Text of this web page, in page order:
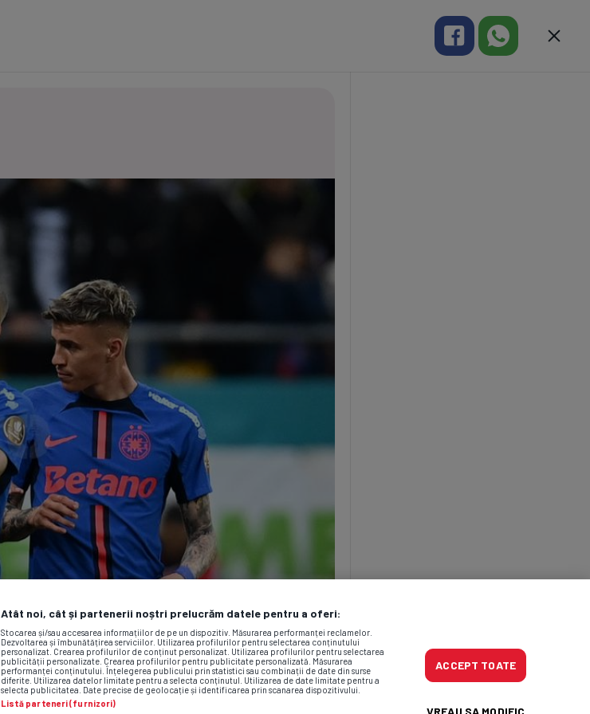
Atât noi, cât și partenerii noștri prelucrăm datele pentru a oferi:
Stocarea și/sau accesarea informațiilor de pe un dispozitiv. Măsurarea performanței reclamelor.
Dezvoltarea și îmbunătățirea serviciilor. Utilizarea profilurilor pentru selectarea conținutului
personalizat. Crearea profilurilor de conținut personalizat. Utilizarea profilurilor pentru selectarea
publicității personalizate. Crearea profilurilor pentru publicitate personalizată. Măsurarea
performanței conținutului. Înțelegerea publicului prin statistici sau combinații de date din surse
diferite. Utilizarea datelor limitate pentru a selecta conținutul. Utilizarea de date limitate pentru a
selecta publicitatea. Date precise de geolocație și identificarea prin scanarea dispozitivului.
Listă parteneri (furnizori)
ACCEPT TOATE
VREAU SA MODIFIC